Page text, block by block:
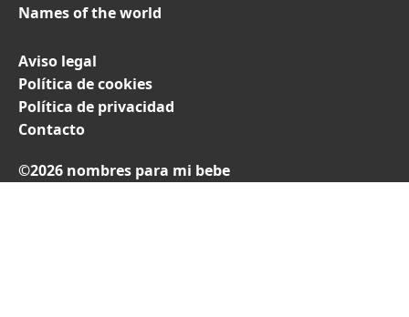
Names of the world
Aviso legal
Política de cookies
Política de privacidad
Contacto
©2026 nombres para mi bebe